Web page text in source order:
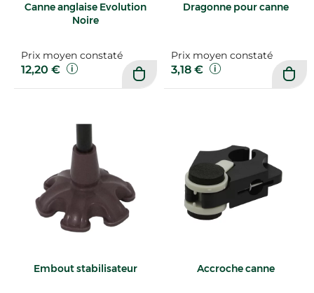
Canne anglaise Evolution
Noire
Prix moyen constaté
12,20 €
Dragonne pour canne
Prix moyen constaté
3,18 €
Embout stabilisateur Accroche canne